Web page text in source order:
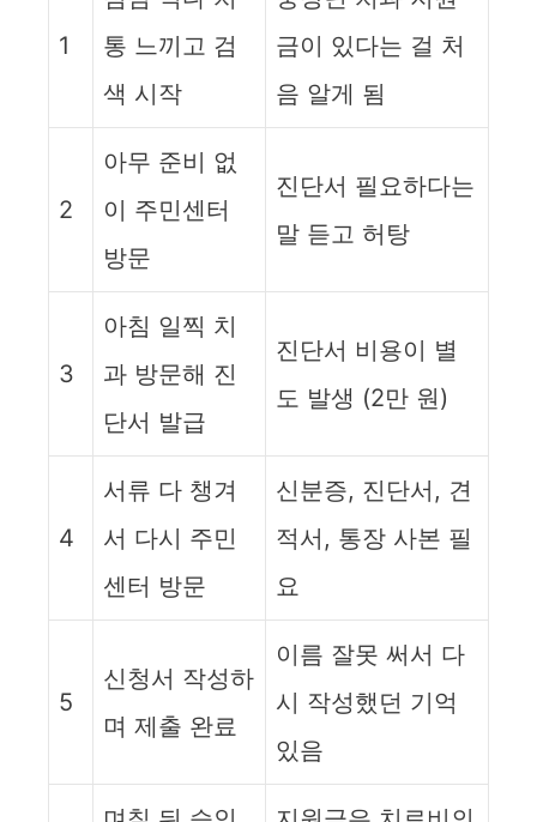
1
통 느끼고 검
색 시작
금이 있다는 걸 처
음 알게 됨
2
아무 준비 없
이 주민센터
방문
진단서 필요하다는
말 듣고 허탕
3
아침 일찍 치
과 방문해 진
단서 발급
진단서 비용이 별
도 발생 (2만 원)
4
서류 다 챙겨
서 다시 주민
센터 방문
신분증, 진단서, 견
적서, 통장 사본 필
요
5
신청서 작성하
며 제출 완료
이름 잘못 써서 다
시 작성했던 기억
있음